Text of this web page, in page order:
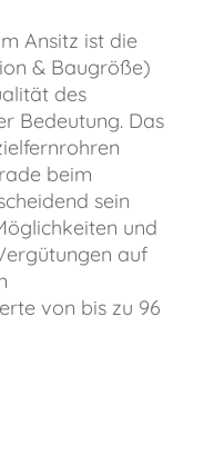
Ansitz ist die
& Baugröße)
des
Bedeutung. Das
beim
sein
und
auf
von bis zu 96